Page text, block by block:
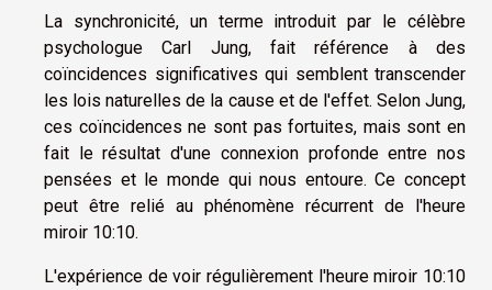
La synchronicité, un terme introduit par le célèbre
psychologue Carl Jung, fait référence à des
coïncidences significatives qui semblent transcender
les lois naturelles de la cause et de l'effet. Selon Jung,
ces coïncidences ne sont pas fortuites, mais sont en
fait le résultat d'une connexion profonde entre nos
pensées et le monde qui nous entoure. Ce concept
peut être relié au phénomène récurrent de l'heure
miroir 10:10.
L'expérience de voir régulièrement l'heure miroir 10:10